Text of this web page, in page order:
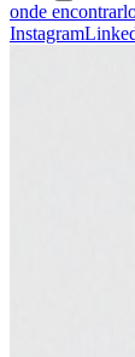
onde encontrar
Instagram